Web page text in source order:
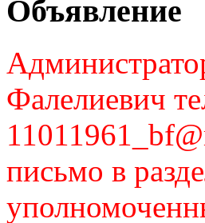
Объявление
Фалелиевич
письмо в